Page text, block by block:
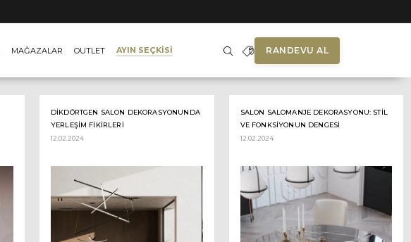
MAĞAZALAR OUTLET AYIN SEÇKİSİ RANDEVU AL
DIKDÖRTGEN SALON DEKORASYONUNDA
YERLEŞIM FIKIRLERI
12.02.2024
SALON SALOMANJE DEKORASYONU: STIL
VE FONKSIYONUN DENGESI
12.02.2024